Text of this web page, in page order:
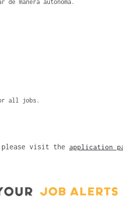
manera autónoma.
all jobs.
visit the application